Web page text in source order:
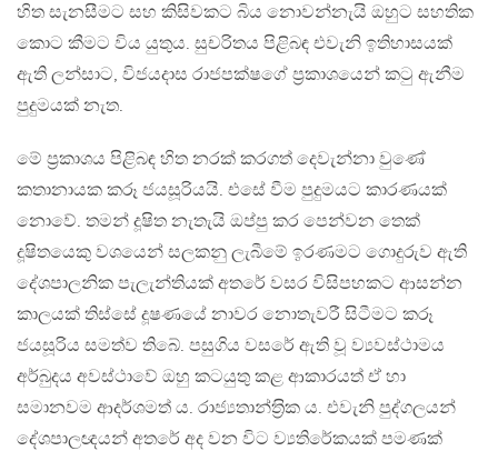
හිත සැනසීමට සහ කිසිවකට බිය නොවන්නැයි ඔහුට සහතික
කොට කීමට විය යුතුය. සුචරිතය පිළිබඳ එවැනි ඉතිහාසයක්
ඇති ලන්සාට, විජයදාස රාජපක්ෂගේ ප‍්‍රකාශයෙන් කටු ඇනීම
පුදුමයක් නැත.
මේ ප‍්‍රකාශය පිළිබඳ හිත නරක් කරගත් දෙවැන්නා වුණේ
කතානායක කරූ ජයසූරියයි. එසේ වීම පුදුමයට කාරණයක්
නොවේ. තමන් දූෂිත නැතැයි ඔප්පු කර පෙන්වන තෙක්
දූෂිතයෙකු වශයෙන් සලකනු ලැබීමේ ඉරණමට ගොදුරුව ඇති
දේශපාලනික පැලැන්තියක් අතරේ වසර විසිපහකට ආසන්න
කාලයක් තිස්සේ දූෂණයේ නාවර නොතැවරී සිටීමට කරූ
ජයසූරිය සමත්ව තිබේ. පසුගිය වසරේ ඇති වූ ව්‍යවස්ථාමය
අර්බුදය අවස්ථාවේ ඔහු කටයුතු කළ ආකාරයත් ඒ හා
සමානවම ආදර්ශමත් ය. රාජ්‍යතාන්ත‍්‍රික ය. එවැනි පුද්ගලයන්
දේශපාලඥයන් අතරේ අද වන විට ව්‍යතිරේකයක් පමණක්